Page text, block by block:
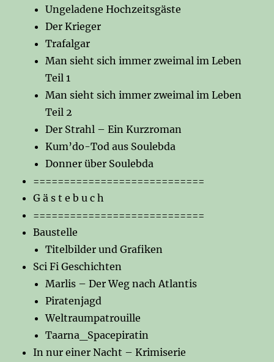
Ungeladene Hochzeitsgäste
Der Krieger
Trafalgar
Man sieht sich immer zweimal im Leben
Teil 1
Man sieht sich immer zweimal im Leben
Teil 2
Der Strahl – Ein Kurzroman
Kum’do-Tod aus Soulebda
Donner über Soulebda
============================
G ä s t e b u c h
============================
Baustelle
Titelbilder und Grafiken
Sci Fi Geschichten
Marlis – Der Weg nach Atlantis
Piratenjagd
Weltraumpatrouille
Taarna_Spacepiratin
In nur einer Nacht – Krimiserie